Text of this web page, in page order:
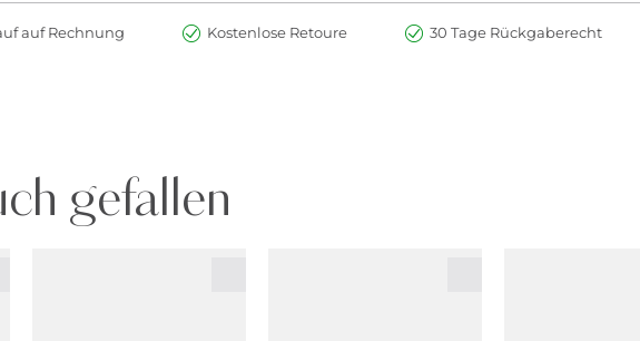
auf Rechnung Kostenlose Retoure 30 Tage Rückgaberecht
gefallen